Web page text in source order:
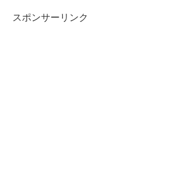
スポンサーリンク